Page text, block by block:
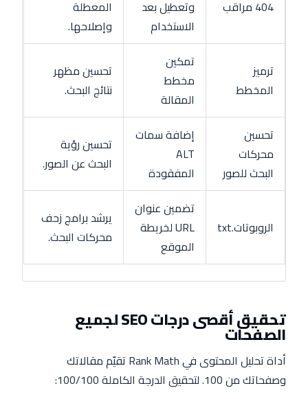
404 مراقب
وتعطيل بعد
الاستخدام
المعطلة
وإصلاحها.
ترميز
المخطط
تمكين
مخطط
المقالة
تحسين مظهر
نتائج البحث.
تحسين
محركات
البحث للصور
إضافة سمات
ALT
المفقودة
تحسين رؤية
البحث عن الصور.
الروبوتات.txt
تضمين عنوان
URL لخريطة
الموقع
يرشد برامج زحف
محركات البحث.
تحقيق أقصى درجات SEO لجميع
الصفحات
أداة تحليل المحتوى في Rank Math تقيّم مقالاتك
وصفحاتك من 100. لتحقيق الدرجة الكاملة 100/100: